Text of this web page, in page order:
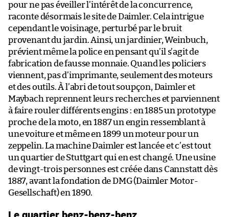
pour ne pas éveiller l’intérêt de la concurrence,
raconte désormais le site de Daimler. Cela intrigue
cependant le voisinage, perturbé par le bruit
provenant du jardin. Ainsi, un jardinier, Weinbuch,
prévient même la police en pensant qu’il s’agit de
fabrication de fausse monnaie. Quand les policiers
viennent, pas d’imprimante, seulement des moteurs
et des outils. À l’abri de tout soupçon, Daimler et
Maybach reprennent leurs recherches et parviennent
à faire rouler différents engins : en 1885 un prototype
proche de la moto, en 1887 un engin ressemblant à
une voiture et même en 1899 un moteur pour un
zeppelin. La machine Daimler est lancée et c’est tout
un quartier de Stuttgart qui en est changé. Une usine
de vingt-trois personnes est créée dans Cannstatt dès
1887, avant la fondation de DMG (Daimler Motor-
Gesellschaft) en 1890.